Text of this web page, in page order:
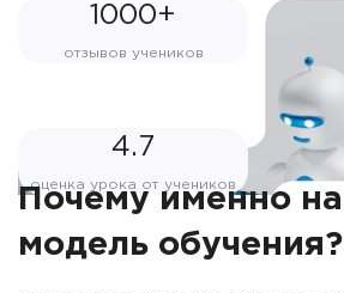
1000+
отзывов учеников
4.7
оценка урока от учеников
Почему именно
модель обучения?